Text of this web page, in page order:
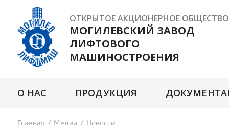
ОТКРЫТОЕ АКЦИОНЕРНОЕ ОБЩЕСТВО
МОГИЛЕВСКИЙ ЗАВОД
ЛИФТОВОГО
МАШИНОСТРОЕНИЯ
О НАС ПРОДУКЦИЯ